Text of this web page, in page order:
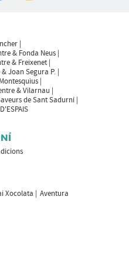
& Fonda Neus
& Freixenet
Joan Segura P.
& Vilarnau
de Sant Sadurní
Xocolata Aventura